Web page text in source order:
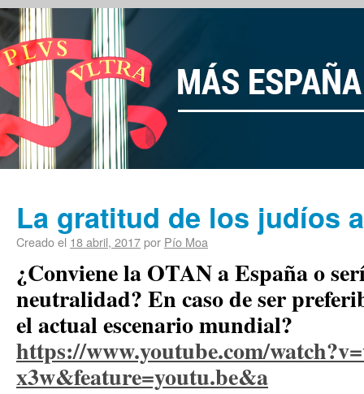
La gratitud de los judíos
Creado el 18 abril, 2017por Pío Moa
¿Conviene la OTAN a España o
neutralidad? En caso de ser
el actual escenario mundial?
https://www.youtube.com/
x3w&feature=youtu.be&a